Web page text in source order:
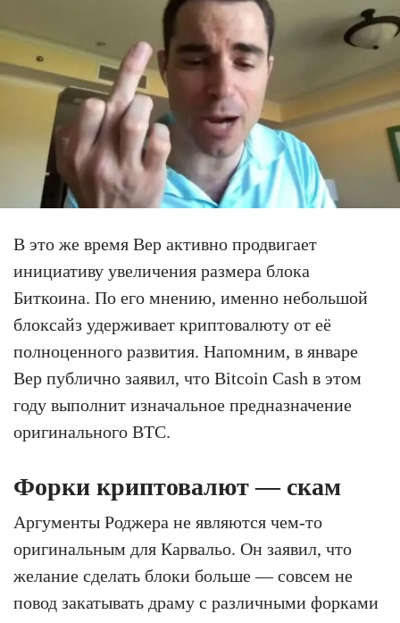
В это же время Вер активно продвигает
инициативу увеличения размера блока
Биткоина. По его мнению, именно небольшой
блоксайз удерживает криптовалюту от её
полноценного развития. Напомним, в январе
Вер публично заявил, что Bitcoin Cash в этом
году выполнит изначальное предназначение
оригинального BTC.
Форки криптовалют — скам
Аргументы Роджера не являются чем-то
оригинальным для Карвальо. Он заявил, что
желание сделать блоки больше — совсем не
повод закатывать драму с различными форками